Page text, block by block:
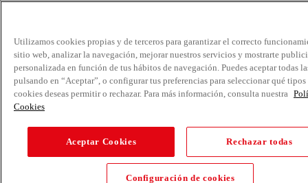
Utilizamos cookies propias y de terceros para garantizar el correcto
sitio web, analizar la navegación, mejorar nuestros servicios y mostrarte
personalizada en función de tus hábitos de navegación. Puedes aceptar todas
pulsando en “Aceptar”, o configurar tus preferencias para seleccionar qué tipos
cookies deseas permitir o rechazar. Para más información, consulta nuestra
Cookies
Aceptar Cookies Rechazar todas
Configuración de cookies